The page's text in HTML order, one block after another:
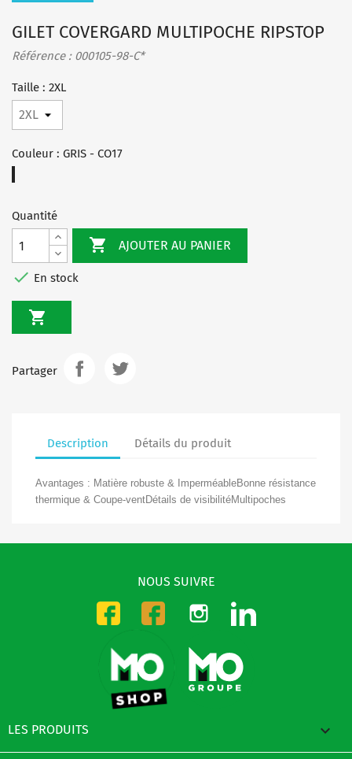
GILET COVERGARD MULTIPOCHE RIPSTOP
Référence : 000105-98-C*
Taille : 2XL
Couleur : GRIS - CO17
Quantité
 AJOUTER AU PANIER
 En stock

Partager
Description Détails du produit
Avantages : Matière robuste & ImperméableBonne résistance
thermique & Coupe-ventDétails de visibilitéMultipoches
NOUS SUIVRE
Facebook-CMOFacebook-DMO
Instagram
LES PRODUITS 